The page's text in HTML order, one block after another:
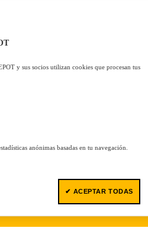
y sus socios utilizan cookies que procesan tus
anónimas basadas en tu navegación.
✔ ACEPTAR TODAS